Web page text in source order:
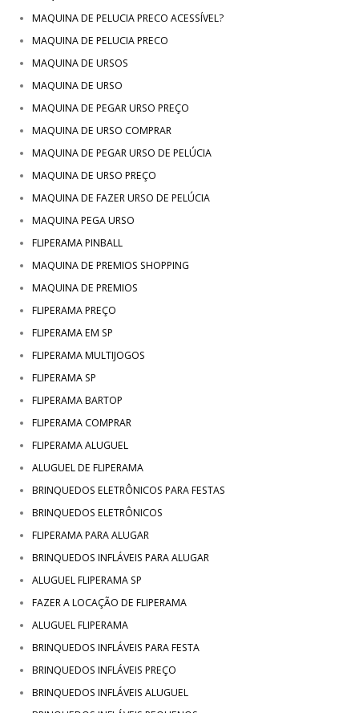
MAQUINA DE PELUCIA PRECO ACESSÍVEL?
MAQUINA DE PELUCIA PRECO
MAQUINA DE URSOS
MAQUINA DE URSO
MAQUINA DE PEGAR URSO PREÇO
MAQUINA DE URSO COMPRAR
MAQUINA DE PEGAR URSO DE PELÚCIA
MAQUINA DE URSO PREÇO
MAQUINA DE FAZER URSO DE PELÚCIA
MAQUINA PEGA URSO
FLIPERAMA PINBALL
MAQUINA DE PREMIOS SHOPPING
MAQUINA DE PREMIOS
FLIPERAMA PREÇO
FLIPERAMA EM SP
FLIPERAMA MULTIJOGOS
FLIPERAMA SP
FLIPERAMA BARTOP
FLIPERAMA COMPRAR
FLIPERAMA ALUGUEL
ALUGUEL DE FLIPERAMA
BRINQUEDOS ELETRÔNICOS PARA FESTAS
BRINQUEDOS ELETRÔNICOS
FLIPERAMA PARA ALUGAR
BRINQUEDOS INFLÁVEIS PARA ALUGAR
ALUGUEL FLIPERAMA SP
FAZER A LOCAÇÃO DE FLIPERAMA
ALUGUEL FLIPERAMA
BRINQUEDOS INFLÁVEIS PARA FESTA
BRINQUEDOS INFLÁVEIS PREÇO
BRINQUEDOS INFLÁVEIS ALUGUEL